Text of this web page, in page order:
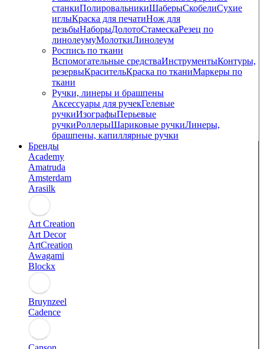
станкиПолировальникиШаберыСкобелиСухие
иглыКраска для печатиНож для
резьбыНаборыДолотоСтамескаРезец по
линолеумуМолоткиЛинолеум
Роспись по ткани
Вспомогательные средстваИнструментыКонтуры,
резервыКрасительКраска по тканиМаркеры по
ткани
Ручки, линеры и брашпены
Аксессуары для ручекГелевые
ручкиИзографыПерьевые
ручкиРоллерыШариковые ручкиЛинеры,
брашпены, капиллярные ручки
Бренды
Academy
Amatruda
Amsterdam
Arasilk
Art Creation
Art Decor
ArtCreation
Awagami
Blockx
Bruynzeel
Cadence